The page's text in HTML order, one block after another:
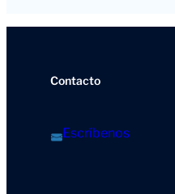
Contacto
Escríbenos